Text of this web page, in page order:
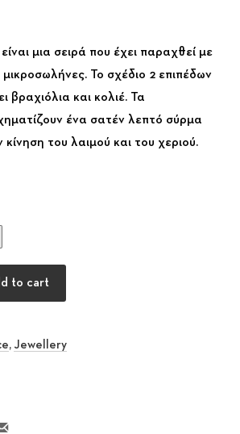
μια σειρά που έχει παραχθεί με
Το σχέδιο 2 επιπέδων
βραχιόλια και κολιέ. Τα
ένα σατέν λεπτό σύρμα
του λαιμού και του χεριού.
μπλε quantity
to cart
, Jewellery
on Pinterest